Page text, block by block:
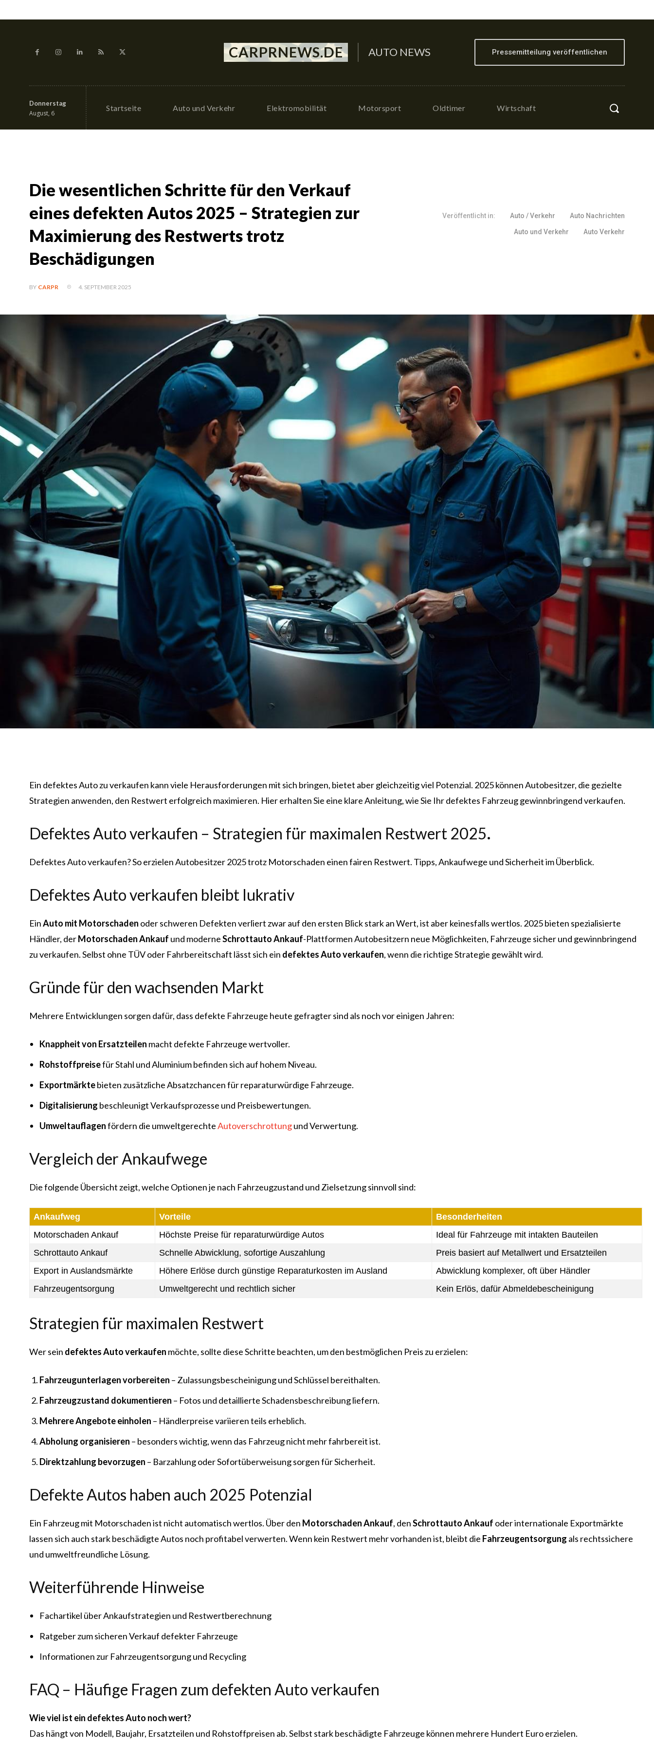
CARPRNEWS.DE AUTO NEWS Pressemitteilung veröffentlichen
Donnerstag
August, 6
Startseite Auto und Verkehr Elektromobilität Motorsport Oldtimer Wirtschaft
Die wesentlichen Schritte für den Verkauf
eines defekten Autos 2025 – Strategien zur
Maximierung des Restwerts trotz
Beschädigungen
Veröffentlicht in: Auto / Verkehr Auto Nachrichten
Auto und Verkehr Auto Verkehr
BY CARPR 4. SEPTEMBER 2025
Ein defektes Auto zu verkaufen kann viele Herausforderungen mit sich bringen, bietet aber gleichzeitig viel Potenzial. 2025 können Autobesitzer, die gezielte
Strategien anwenden, den Restwert erfolgreich maximieren. Hier erhalten Sie eine klare Anleitung, wie Sie Ihr defektes Fahrzeug gewinnbringend verkaufen.
Defektes Auto verkaufen – Strategien für maximalen Restwert 2025.
Defektes Auto verkaufen? So erzielen Autobesitzer 2025 trotz Motorschaden einen fairen Restwert. Tipps, Ankaufwege und Sicherheit im Überblick.
Defektes Auto verkaufen bleibt lukrativ
EinAuto mit Motorschaden oder schweren Defekten verliert zwar auf den ersten Blick stark an Wert, ist aber keinesfalls wertlos. 2025 bieten spezialisierte
Händler, derMotorschaden Ankauf und moderneSchrottauto Ankauf-Plattformen Autobesitzern neue Möglichkeiten, Fahrzeuge sicher und gewinnbringend
zu verkaufen. Selbst ohne TÜV oder Fahrbereitschaft lässt sich ein defektes Auto verkaufen, wenn die richtige Strategie gewählt wird.
Gründe für den wachsenden Markt
Mehrere Entwicklungen sorgen dafür, dass defekte Fahrzeuge heute gefragter sind als noch vor einigen Jahren:
Knappheit von Ersatzteilen macht defekte Fahrzeuge wertvoller.
Rohstoffpreisefür Stahl und Aluminium befinden sich auf hohem Niveau.
Exportmärktebieten zusätzliche Absatzchancen für reparaturwürdige Fahrzeuge.
Digitalisierung beschleunigt Verkaufsprozesse und Preisbewertungen.
Umweltauflagenfördern die umweltgerechteAutoverschrottungund Verwertung.
Vergleich der Ankaufwege
Die folgende Übersicht zeigt, welche Optionen je nach Fahrzeugzustand und Zielsetzung sinnvoll sind:
Ankaufweg Vorteile
Besonderheiten
Motorschaden Ankauf
Höchste Preise für reparaturwürdige Autos
Ideal für Fahrzeuge mit intakten Bauteilen
Schrottauto Ankauf
Schnelle Abwicklung, sofortige Auszahlung
Preis basiert auf Metallwert und Ersatzteilen
Export in Auslandsmärkte
Höhere Erlöse durch günstige Reparaturkosten im Ausland
Abwicklung komplexer, oft über Händler
Fahrzeugentsorgung
Umweltgerecht und rechtlich sicher Kein Erlös, dafür Abmeldebescheinigung
Strategien für maximalen Restwert
Wer sein defektes Auto verkaufen möchte, sollte diese Schritte beachten, um den bestmöglichen Preis zu erzielen:
Fahrzeugunterlagen vorbereiten – Zulassungsbescheinigung und Schlüssel bereithalten.
Fahrzeugzustand dokumentieren – Fotos und detaillierte Schadensbeschreibung liefern.
Mehrere Angebote einholen – Händlerpreise variieren teils erheblich.
Abholung organisieren – besonders wichtig, wenn das Fahrzeug nicht mehr fahrbereit ist.
Direktzahlung bevorzugen – Barzahlung oder Sofortüberweisung sorgen für Sicherheit.
Defekte Autos haben auch 2025 Potenzial
Ein Fahrzeug mit Motorschaden ist nicht automatisch wertlos. Über den Motorschaden Ankauf, denSchrottauto Ankauf oder internationale Exportmärkte
lassen sich auch stark beschädigte Autos noch profitabel verwerten. Wenn kein Restwert mehr vorhanden ist, bleibt die Fahrzeugentsorgung als rechtssichere
und umweltfreundliche Lösung.
Weiterführende Hinweise
Fachartikel über Ankaufstrategien und Restwertberechnung
Ratgeber zum sicheren Verkauf defekter Fahrzeuge
Informationen zur Fahrzeugentsorgung und Recycling
FAQ – Häufige Fragen zum defekten Auto verkaufen
Wie viel ist ein defektes Auto noch wert?
Das hängt von Modell, Baujahr, Ersatzteilen und Rohstoffpreisen ab. Selbst stark beschädigte Fahrzeuge können mehrere Hundert Euro erzielen.